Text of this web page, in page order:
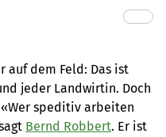
auf dem Feld: Das ist
jeder Landwirtin. Doch
speditiv arbeiten
Bernd Robbert. Er ist